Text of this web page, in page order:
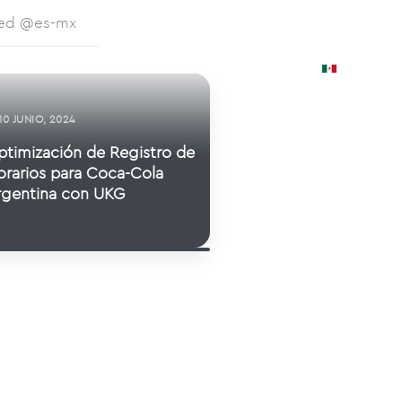
@es-mx
JUNIO, 2024
de Registro de
para Coca-Cola
con UKG
JUNIO, 2026